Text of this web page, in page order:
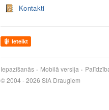
Kontakti
Ieteikt
Iepazīšanās Mobilā versija
© 2004 - 2026 SIA Draugiem